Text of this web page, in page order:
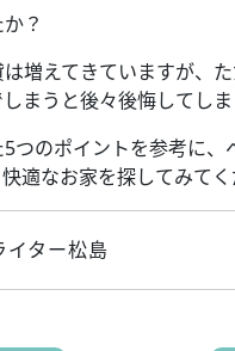
？
増えてきていますが、
まうと後々後悔してしま
つのポイントを参考に、
適なお家を探してみてく
イター松島